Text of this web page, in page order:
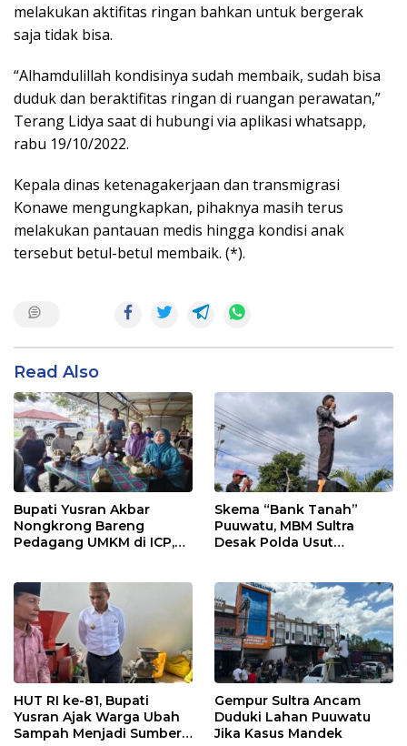
melakukan aktifitas ringan bahkan untuk bergerak
saja tidak bisa.
“Alhamdulillah kondisinya sudah membaik, sudah bisa
duduk dan beraktifitas ringan di ruangan perawatan,”
Terang Lidya saat di hubungi via aplikasi whatsapp,
rabu 19/10/2022.
Kepala dinas ketenagakerjaan dan transmigrasi
Konawe mengungkapkan, pihaknya masih terus
melakukan pantauan medis hingga kondisi anak
tersebut betul-betul membaik. (*).
Read Also
Bupati Yusran Akbar
Nongkrong Bareng
Pedagang UMKM di ICP,
Kerakyatan
Skema “Bank Tanah”
Puuwatu, MBM Sultra
Desak Polda Usut
HUT RI ke-81, Bupati
Yusran Ajak Warga Ubah
Sampah Menjadi Sumber
Gempur Sultra Ancam
Duduki Lahan Puuwatu
Jika Kasus Mandek